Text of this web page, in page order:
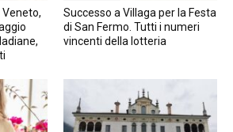
Veneto,
Successo a Villaga per la Festa
di San Fermo. Tutti i numeri
vincenti della lotteria